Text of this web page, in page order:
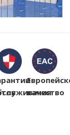
качество